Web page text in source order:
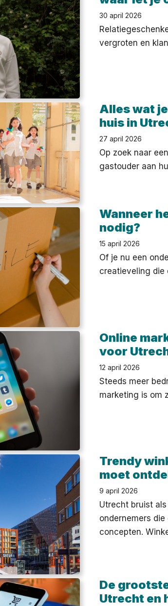
30 april 2026
vergroten en
Alles wat
huis in
27 april 2026
Op zoek naar
gastouder aan
Wanneer
nodig?
15 april 2026
Of je nu een
creatieveling die
Online
voor
12 april 2026
Steeds meer
marketing is om
Trendy
moet
9 april 2026
Utrecht bruist
ondernemers
concepten.
De
Utrecht en